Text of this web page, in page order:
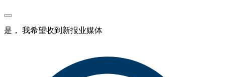
是， 我希望收到新报业媒体